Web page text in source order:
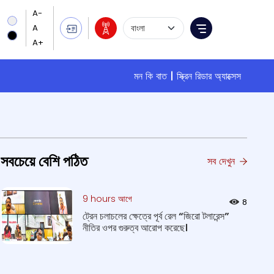
Language Selection
Menu
মন কি বাত স্ক্রিন রিডার অ্যাক্সেস
সবচেয়ে বেশি পঠিত সব দেখুন
9 hours আগে 8
ট্রেন চলাচলের ক্ষেত্রে পূর্ব রেল “জিরো টলারেন্স”
নীতির ওপর গুরুত্ব আরোপ করেছে।